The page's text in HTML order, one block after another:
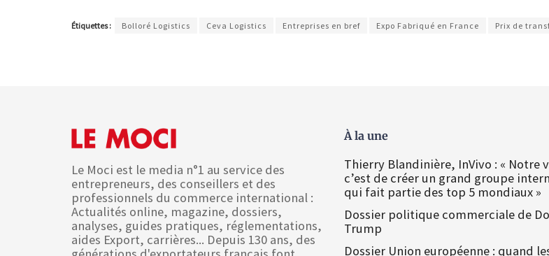
Étiquettes : Bolloré Logistics Ceva Logistics Entreprises en bref Expo Fabriqué en France Prix de
Le Moci est le media n°1 au service des
entrepreneurs, des conseillers et des
professionnels du commerce international :
Actualités online, magazine, dossiers,
analyses, guides pratiques, réglementations,
aides Export, carrières... Depuis 130 ans, des
À la une
Thierry Blandinière, InVivo : « Notre
c’est de créer un grand groupe
qui fait partie des top 5 mondiaux »
Dossier politique commerciale de
Trump
Dossier Union européenne : quand